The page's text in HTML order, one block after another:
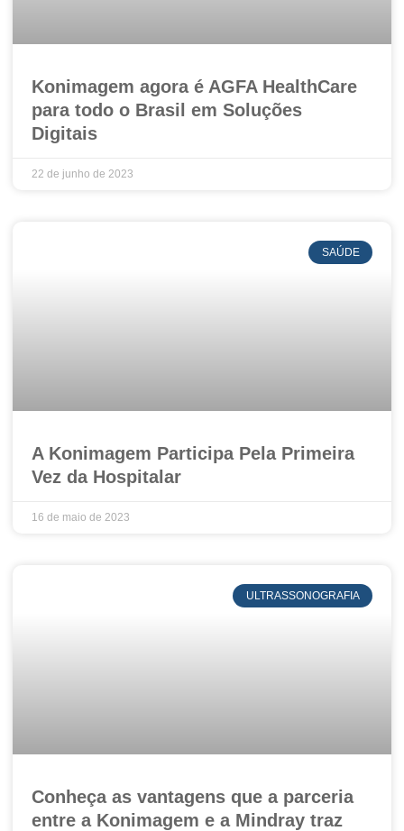
Konimagem agora é AGFA HealthCare
para todo o Brasil em Soluções
Digitais
22 de junho de 2023
SAÚDE
A Konimagem Participa Pela Primeira
Vez da Hospitalar
16 de maio de 2023
ULTRASSONOGRAFIA
Conheça as vantagens que a parceria
entre a Konimagem e a Mindray traz